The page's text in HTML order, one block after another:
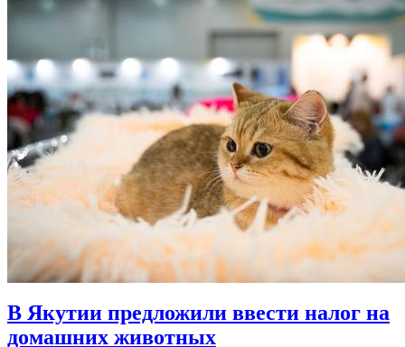
В Якутии предложили ввести налог на
домашних животных